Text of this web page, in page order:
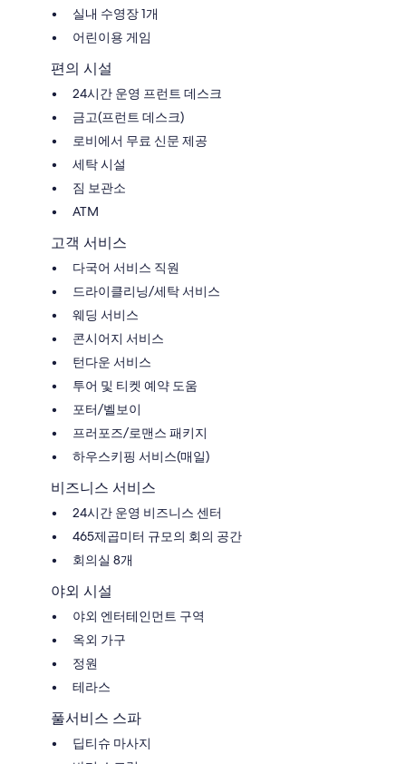
실내 수영장 1개
어린이용 게임
편의 시설
24시간 운영 프런트 데스크
금고(프런트 데스크)
로비에서 무료 신문 제공
세탁 시설
짐 보관소
ATM
고객 서비스
다국어 서비스 직원
드라이클리닝/세탁 서비스
웨딩 서비스
콘시어지 서비스
턴다운 서비스
투어 및 티켓 예약 도움
포터/벨보이
프러포즈/로맨스 패키지
하우스키핑 서비스(매일)
비즈니스 서비스
24시간 운영 비즈니스 센터
465제곱미터 규모의 회의 공간
회의실 8개
야외 시설
야외 엔터테인먼트 구역
옥외 가구
정원
테라스
풀서비스 스파
딥티슈 마사지